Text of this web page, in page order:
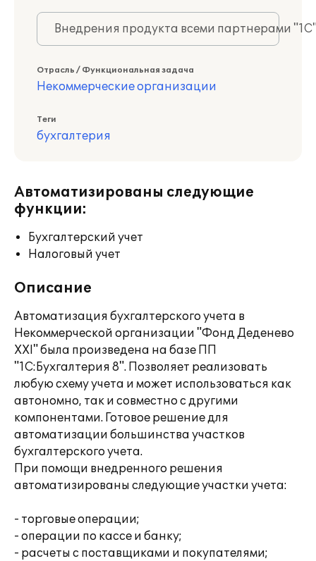
Внедрения продукта всеми партнерами
Отрасль / Функциональная задача
Некоммерческие организации
Теги
бухгалтерия
Автоматизированы следующие
функции:
Бухгалтерский учет
Налоговый учет
Описание
Автоматизация бухгалтерского учета в
Некоммерческой организации "Фонд Деденево
XXI" была произведена на базе ПП
"1С:Бухгалтерия 8". Позволяет реализовать
любую схему учета и может использоваться как
автономно, так и совместно с другими
компонентами. Готовое решение для
автоматизации большинства участков
бухгалтерского учета.
При помощи внедренного решения
автоматизированы следующие участки учета:
- торговые операции;
- операции по кассе и банку;
- расчеты с поставщиками и покупателями;